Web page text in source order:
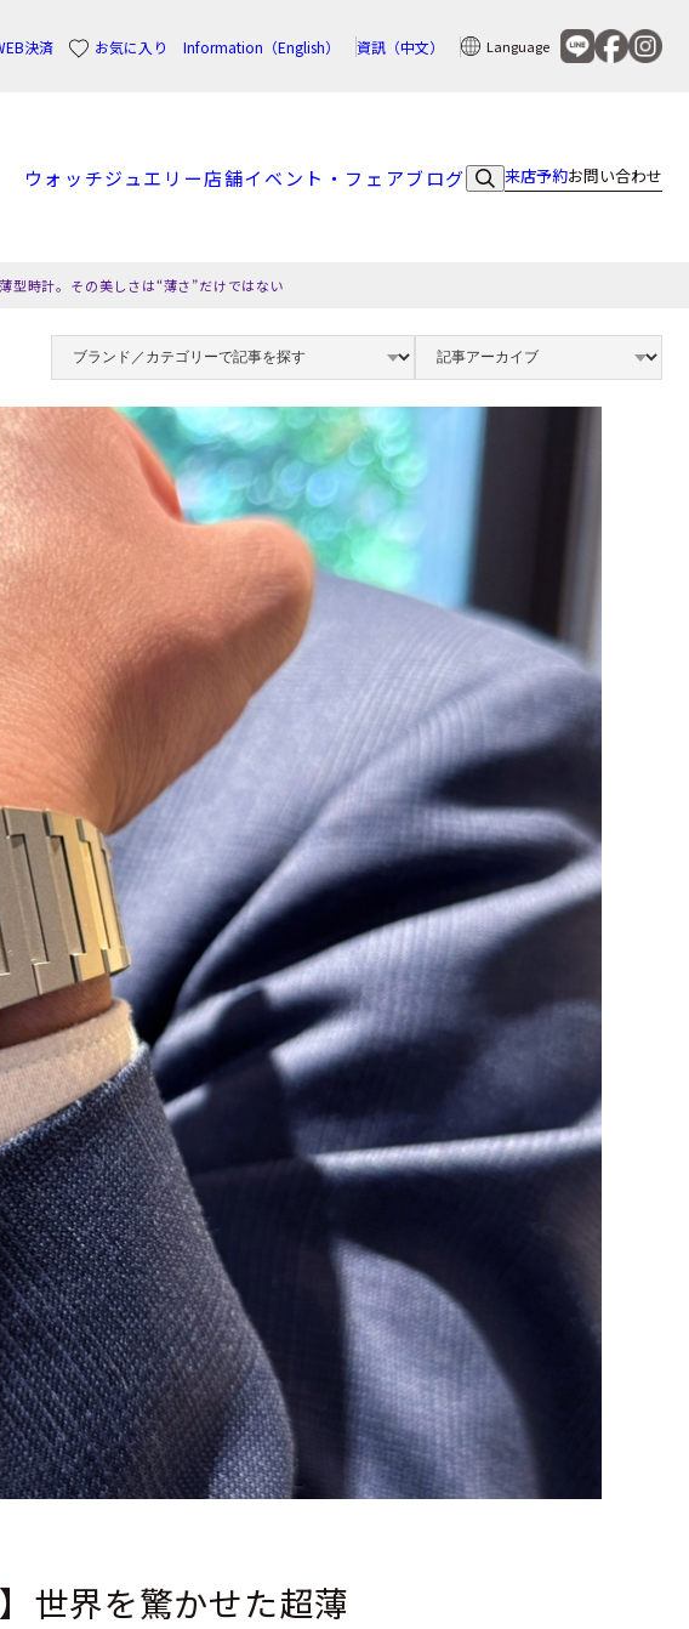
決済 お気に入り Information（English） 資訊（中文） Language
ウォッチジュエリー店舗イベント・フェアブログ 来店予約お問い合わせ
型時計。その美しさは“薄さ”だけではない
世界を驚かせた超薄